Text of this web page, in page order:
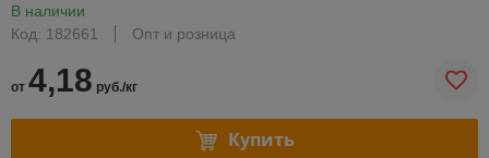
В наличии
Код: 182661
Опт и розница
от 4,18 руб./кг
Купить